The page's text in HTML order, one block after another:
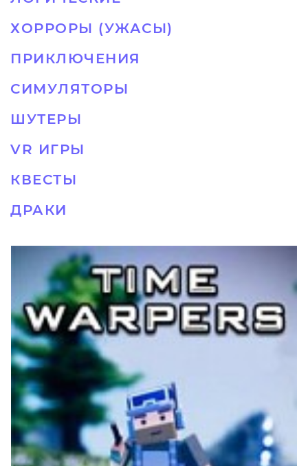
ХОРРОРЫ (УЖАСЫ)
ПРИКЛЮЧЕНИЯ
СИМУЛЯТОРЫ
ШУТЕРЫ
VR ИГРЫ
КВЕСТЫ
ДРАКИ